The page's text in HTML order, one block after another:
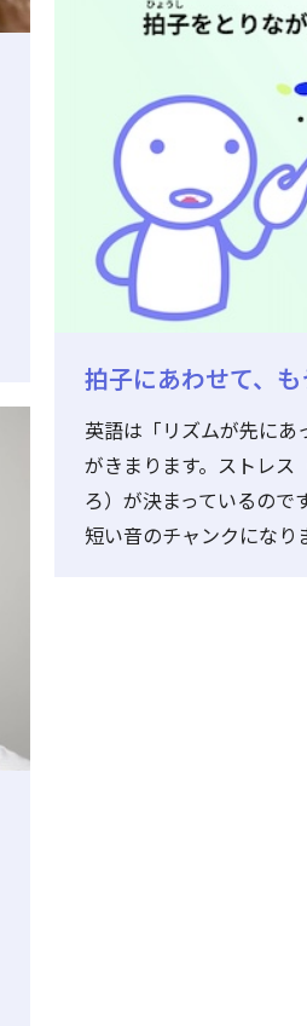
拍子にあわせて、
英語は「リズムが先にあ
がきまります。ストレス
ろ）が決まっているので
短い音のチャンクになり